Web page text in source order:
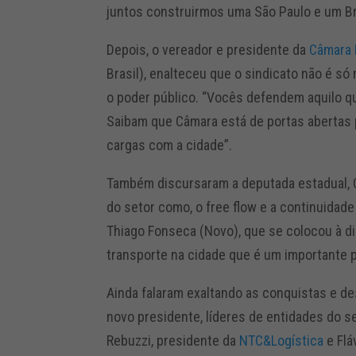
juntos construirmos uma São Paulo e um
Depois, o vereador e presidente da
Brasil), enalteceu que o sindicato não é
o poder público. “Vocês defendem aquilo
Saibam que Câmara está de portas
cargas com a cidade”.
Também discursaram a deputada
do setor como, o free flow e a
Thiago Fonseca (Novo), que se colocou à
transporte na cidade que é um importante
Ainda falaram exaltando as conquistas e
novo presidente, líderes de entidades do
Rebuzzi, presidente da NTC&Logística e